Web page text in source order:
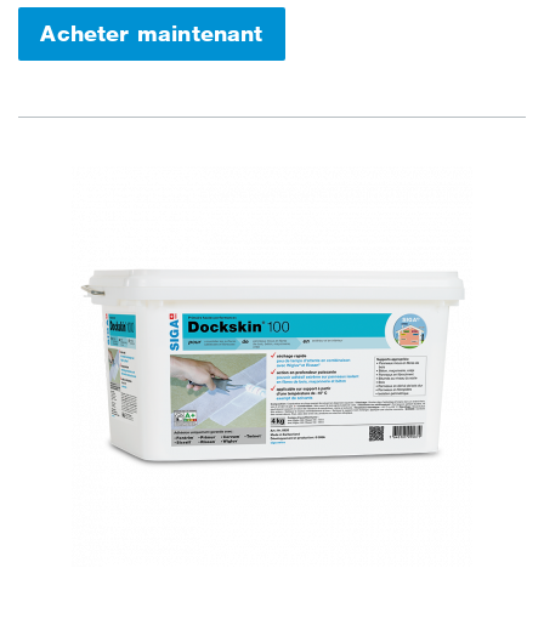
Acheter maintenant